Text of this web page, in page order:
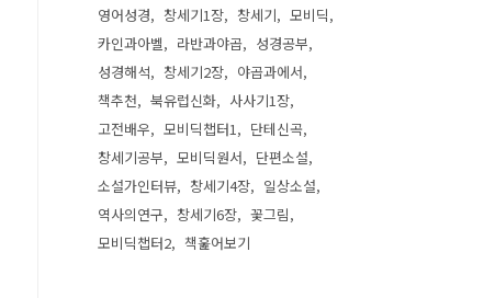
영어성경
창세기1장 창세기
모비딕
카인과아벨
라반과야곱
성경공부
성경해석
창세기2장
야곱과에서
책추천
북유럽신화
사사기1장
고전배우
모비딕챕터1
단테신곡
창세기공부
모비딕원서
단편소설
소설가인터뷰
창세기4장
일상소설
역사의연구
창세기6장
꽃그림
모비딕챕터2
책훑어보기